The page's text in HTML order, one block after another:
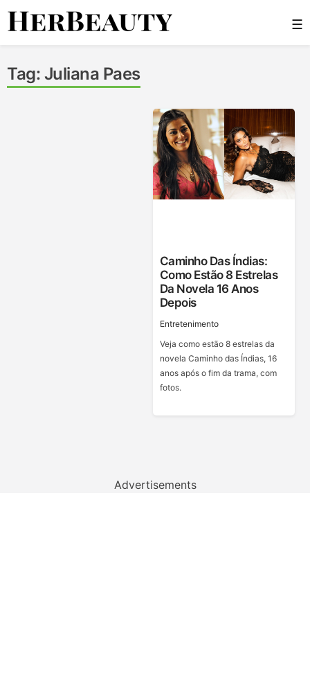
Skip
☰
Tag: Juliana Paes
Caminho Das Índias:
Como Estão 8 Estrelas
Da Novela 16 Anos
Depois
Entretenimento
Veja como estão 8 estrelas da
novela Caminho das Índias, 16
anos após o fim da trama, com
fotos.
Advertisements